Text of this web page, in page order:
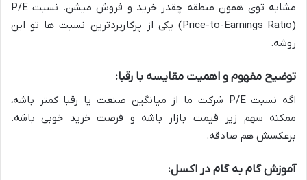
مشابه توی همون منطقه چقدر خرید و فروش میشن. نسبت P/E
(Price-to-Earnings Ratio) یکی از پرکاربردترین نسبت ها تو این
روشه.
توضیح مفهوم و اهمیت مقایسه با رقبا:
اگه نسبت P/E شرکت ما از میانگین صنعت یا رقبا کمتر باشه،
ممکنه سهم زیر قیمت بازار باشه و فرصت خرید خوبی باشه.
برعکسش هم صادقه.
آموزش گام به گام در اکسل: